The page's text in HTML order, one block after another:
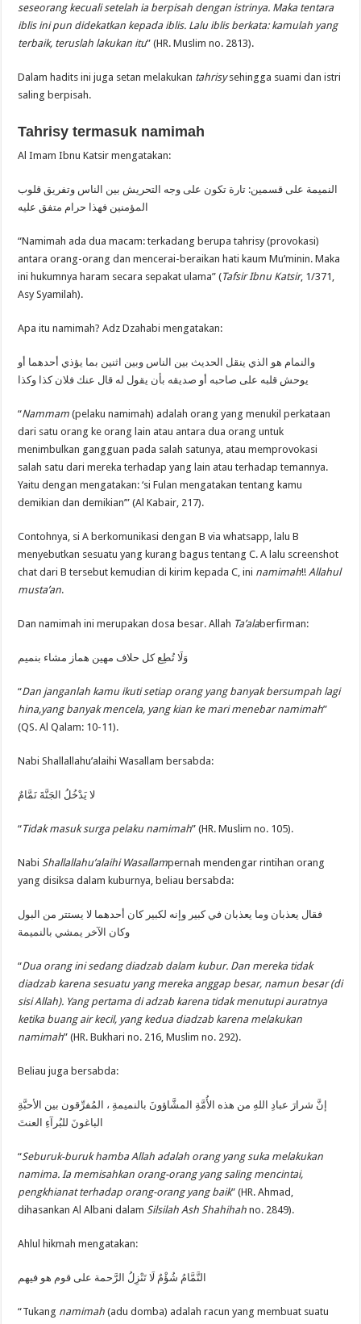
seseorang kecuali setelah ia berpisah dengan istrinya. Maka tentara
iblis ini pun didekatkan kepada iblis. Lalu iblis berkata: kamulah yang
terbaik, teruslah lakukan itu” (HR. Muslim no. 2813).
Dalam hadits ini juga setan melakukan tahrisysehingga suami dan istri
saling berpisah.
Tahrisy termasuk namimah
Al Imam Ibnu Katsir mengatakan:
النميمة على قسمين: تارة تكون على وجه التحريش بين الناس وتفريق قلوب
المؤمنين فهذا حرام متفق عليه
“Namimah ada dua macam: terkadang berupa tahrisy (provokasi)
antara orang-orang dan mencerai-beraikan hati kaum Mu’minin. Maka
ini hukumnya haram secara sepakat ulama” (Tafsir Ibnu Katsir, 1/371,
Asy Syamilah).
Apa itu namimah? Adz Dzahabi mengatakan:
والنمام هو الذي ينقل الحديث بين الناس وبين اثنين بما يؤذي أحدهما أو
يوحش قلبه على صاحبه أو صديقه بأن يقول له قال عنك فلان كذا وكذا
“Nammam (pelaku namimah) adalah orang yang menukil perkataan
dari satu orang ke orang lain atau antara dua orang untuk
menimbulkan gangguan pada salah satunya, atau memprovokasi
salah satu dari mereka terhadap yang lain atau terhadap temannya.
Yaitu dengan mengatakan: ‘si Fulan mengatakan tentang kamu
demikian dan demikian’” (Al Kabair, 217).
Contohnya, si A berkomunikasi dengan B via whatsapp, lalu B
menyebutkan sesuatu yang kurang bagus tentang C. A lalu screenshot
chat dari B tersebut kemudian di kirim kepada C, ini namimah!!Allahul
musta’an.
Dan namimah ini merupakan dosa besar. Allah Ta’alaberfirman:
وَلَا تُطِع كل حلاف مهين هماز مشاء بنميم
“Dan janganlah kamu ikuti setiap orang yang banyak bersumpah lagi
hina,yang banyak mencela, yang kian ke mari menebar namimah”
(QS. Al Qalam: 10-11).
Nabi Shallallahu’alaihi Wasallam bersabda:
لا يَدْخُلُ الجَنَّةَ نَمَّامٌ
“Tidak masuk surga pelaku namimah” (HR. Muslim no. 105).
Nabi Shallallahu’alaihi Wasallampernah mendengar rintihan orang
yang disiksa dalam kuburnya, beliau bersabda:
فقال يعذبان وما يعذبان في كبير وإنه لكبير كان أحدهما لا يستتر من البول
وكان الآخر يمشي بالنميمة
“Dua orang ini sedang diadzab dalam kubur. Dan mereka tidak
diadzab karena sesuatu yang mereka anggap besar, namun besar (di
sisi Allah). Yang pertama di adzab karena tidak menutupi auratnya
ketika buang air kecil, yang kedua diadzab karena melakukan
namimah” (HR. Bukhari no. 216, Muslim no. 292).
Beliau juga bersabda:
إنَّ شرارَ عبادِ اللهِ من هذه الأُمَّةِ المشَّاؤونَ بالنميمةِ ، المُفرِّقون بين الأحبَّةِ
الباغونَ للبُرآءِ العنتَ
“Seburuk-buruk hamba Allah adalah orang yang suka melakukan
namima. Ia memisahkan orang-orang yang saling mencintai,
pengkhianat terhadap orang-orang yang baik” (HR. Ahmad,
dihasankan Al Albani dalam Silsilah Ash Shahihah no. 2849).
Ahlul hikmah mengatakan:
النَّمَّامُ شُؤْمٌ لَا تَنْزِلُ الرَّحمة على قوم هو فيهم
“Tukang namimah (adu domba) adalah racun yang membuat suatu